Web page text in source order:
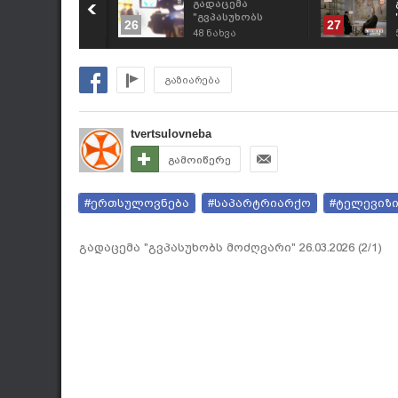
26
გადაცემა
"გვპასუხობს
მოძღვარი"
48 ნახვა
27
გაზიარება
tvertsulovneba
გამოიწერე
#ერთსულოვნება #საპარტრიარქო
გადაცემა "გვპასუხობს მოძღვარი" 26.03.2026 (2/1)